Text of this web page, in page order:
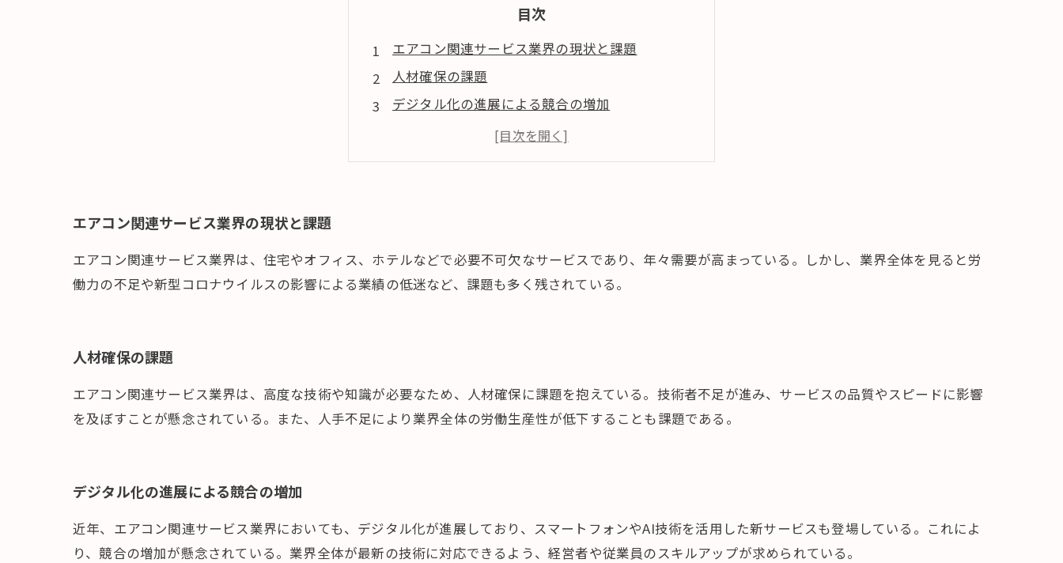
目次
エアコン関連サービス業界の現状と課題
人材確保の課題
デジタル化の進展による競合の増加
品質の向上に向けた投資の必要性
エアコン関連サービス業界の現状と課題
エアコン関連サービス業界は、住宅やオフィス、ホテルなどで必要不可欠なサービスであり、年々需要が高まっている。しかし、業界全体を見ると労
働力の不足や新型コロナウイルスの影響による業績の低迷など、課題も多く残されている。
人材確保の課題
エアコン関連サービス業界は、高度な技術や知識が必要なため、人材確保に課題を抱えている。技術者不足が進み、サービスの品質やスピードに影響
を及ぼすことが懸念されている。また、人手不足により業界全体の労働生産性が低下することも課題である。
デジタル化の進展による競合の増加
近年、エアコン関連サービス業界においても、デジタル化が進展しており、スマートフォンやAI技術を活用した新サービスも登場している。これによ
り、競合の増加が懸念されている。業界全体が最新の技術に対応できるよう、経営者や従業員のスキルアップが求められている。